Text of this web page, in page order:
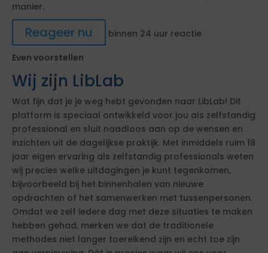
manier.
Reageer nu
binnen 24 uur reactie
Even voorstellen
Wij zijn LibLab
Wat fijn dat je je weg hebt gevonden naar LibLab! Dit
platform is speciaal ontwikkeld voor jou als zelfstandig
professional en sluit naadloos aan op de wensen en
inzichten uit de dagelijkse praktijk. Met inmiddels ruim 18
jaar eigen ervaring als zelfstandig professionals weten
wij precies welke uitdagingen je kunt tegenkomen,
bijvoorbeeld bij het binnenhalen van nieuwe
opdrachten of het samenwerken met tussenpersonen.
Omdat we zelf iedere dag met deze situaties te maken
hebben gehad, merken we dat de traditionele
methodes niet langer toereikend zijn en echt toe zijn